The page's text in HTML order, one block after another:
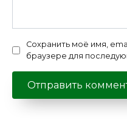
Сохранить моё имя,
браузере для